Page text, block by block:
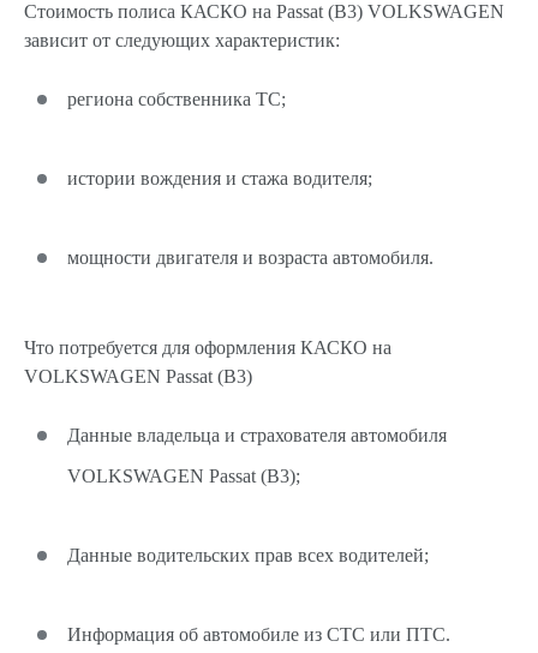
Стоимость полиса КАСКО на Passat (B3) VOLKSWAGEN
зависит от следующих характеристик:
региона собственника ТС;
истории вождения и стажа водителя;
мощности двигателя и возраста автомобиля.
Что потребуется для оформления КАСКО на
VOLKSWAGEN Passat (B3)
Данные владельца и страхователя автомобиля
VOLKSWAGEN Passat (B3);
Данные водительских прав всех водителей;
Информация об автомобиле из СТС или ПТС.